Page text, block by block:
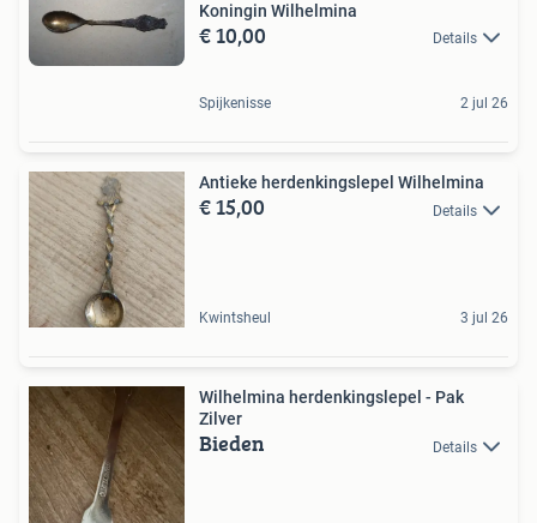
Koningin Wilhelmina
€ 10,00 Details
Spijkenisse 2 jul 26
Antieke herdenkingslepel Wilhelmina
€ 15,00 Details
Kwintsheul 3 jul 26
Wilhelmina herdenkingslepel - Pak
Zilver
Bieden Details